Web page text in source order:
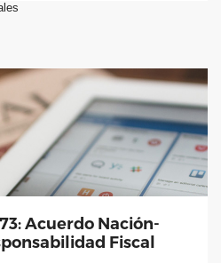
Acuerdo Nación-
Fiscal